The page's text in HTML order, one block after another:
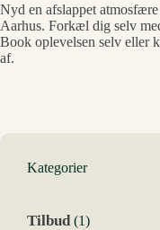
Nyd en afslappet
Aarhus. Forkæl dig selv
Book oplevelsen selv eller
af.
Kategorier
Tilbud 11